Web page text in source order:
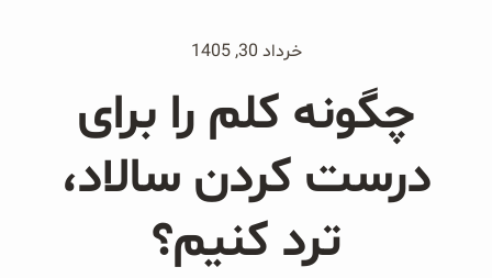
محصولات ارگانیک
محصولات جو دوسر
پودر کیک جو دوسر
شیرین کننده های طبیعی
دانه چیا
خرداد 30, 1405
چگونه کلم را برای
درست کردن سالاد،
ترد کنیم؟